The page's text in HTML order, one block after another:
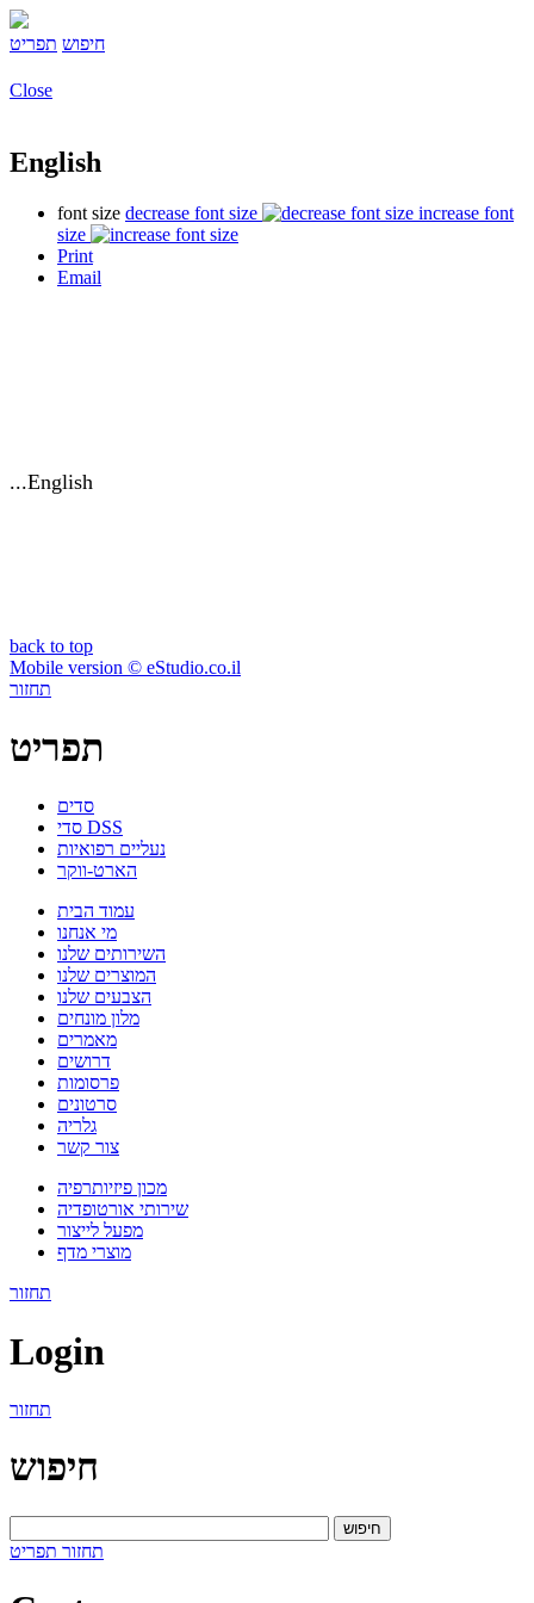
חיפוש תפריט
Close
English
font size decrease font size
increase font
size
Print
Email
English...
back to top
Mobile version © eStudio.co.il
תחזור
תפריט
סדים
סדי DSS
נעליים רפואיות
הארט-ווקר
עמוד הבית
מי אנחנו
השירותים שלנו
המוצרים שלנו
הצבעים שלנו
מלון מונחים
מאמרים
דרושים
פרסומות
סרטונים
גלריה
צור קשר
מכון פיזיותרפיה
שירותי אורטופדיה
מפעל לייצור
מוצרי מדף
תחזור
Login
תחזור
חיפוש
חיפוש
תחזור תפריט